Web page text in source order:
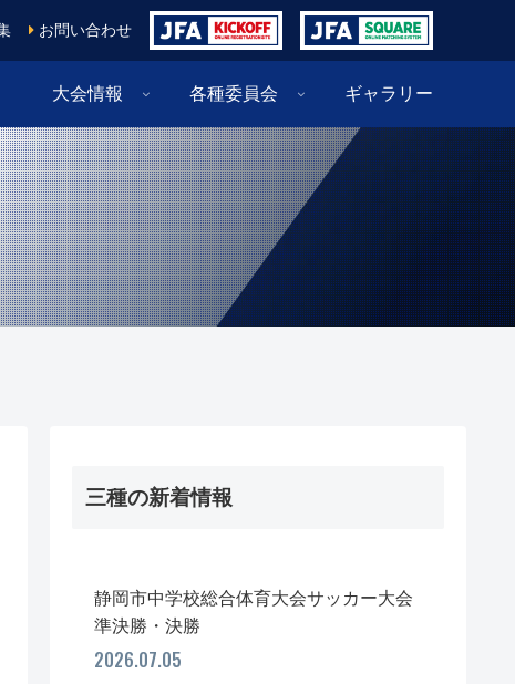
お問い合わせ
大会情報 各種委員会 ギャラリー
三種の新着情報
静岡市中学校総合体育大会サッカー大会
準決勝・決勝
2026.07.05